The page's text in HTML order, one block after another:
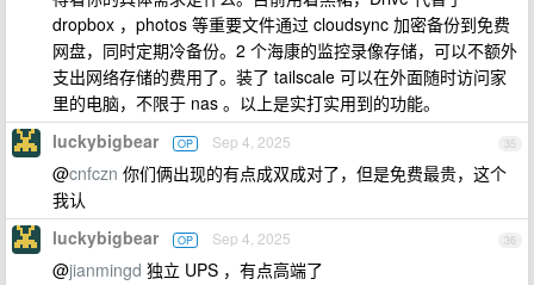
dropbox ，photos 等重要文件通过 cloudsync 加密备份到免费
网盘，同时定期冷备份。2 个海康的监控录像存储，可以不额外
支出网络存储的费用了。装了 tailscale 可以在外面随时访问家
里的电脑，不限于 nas 。以上是实打实用到的功能。
35
luckybigbear OP Sep 4, 2025
@cnfczn 你们俩出现的有点成双成对了，但是免费最贵，这个
我认
36
luckybigbear OP Sep 4, 2025
@jianmingd 独立 UPS ，有点高端了